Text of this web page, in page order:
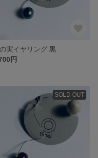
実イヤリング 黒
円
SOLD OUT